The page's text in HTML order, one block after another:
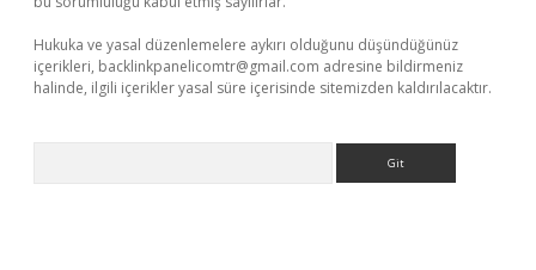
Hukuka ve yasal düzenlemelere aykırı olduğunu düşündüğünüz
içerikleri, backlinkpanelicomtr@gmail.com adresine bildirmeniz
halinde, ilgili içerikler yasal süre içerisinde sitemizden kaldırılacaktır.